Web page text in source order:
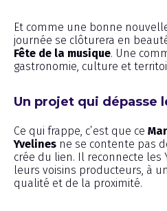
Et comme une bonne
journée se clôturera en
Fête de la musique. Une
gastronomie, culture et
Un projet qui dépasse
Ce qui frappe, c’est que ce
Yvelines ne se contente pas
crée du lien. Il reconnecte les
leurs voisins producteurs, à
qualité et de la proximité.